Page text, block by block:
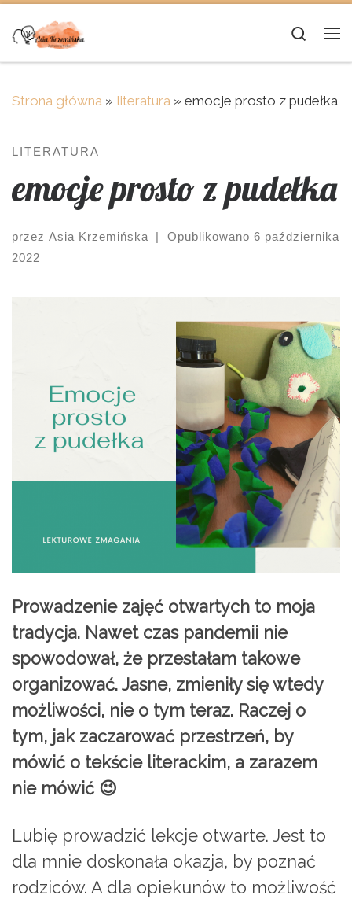
Skip to content
Strona główna » literatura » emocje prosto z pudełka
LITERATURA
emocje prosto z pudełka
przez Asia Krzemińska | Opublikowano 6 października
2022
Prowadzenie zajęć otwartych to moja
tradycja. Nawet czas pandemii nie
spowodował, że przestałam takowe
organizować. Jasne, zmieniły się wtedy
możliwości, nie o tym teraz. Raczej o
tym, jak zaczarować przestrzeń, by
mówić o tekście literackim, a zarazem
nie mówić 😉
Lubię prowadzić lekcje otwarte. Jest to
dla mnie doskonała okazja, by poznać
rodziców. A dla opiekunów to możliwość